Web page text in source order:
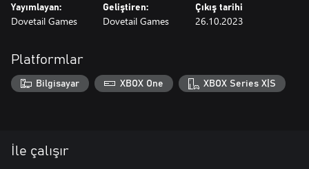
Yayımlayan:
Dovetail Games
Geliştiren:
Dovetail Games
Çıkış tarihi
26.10.2023
Platformlar
Bilgisayar XBOX One XBOX Series X|S
İle çalışır